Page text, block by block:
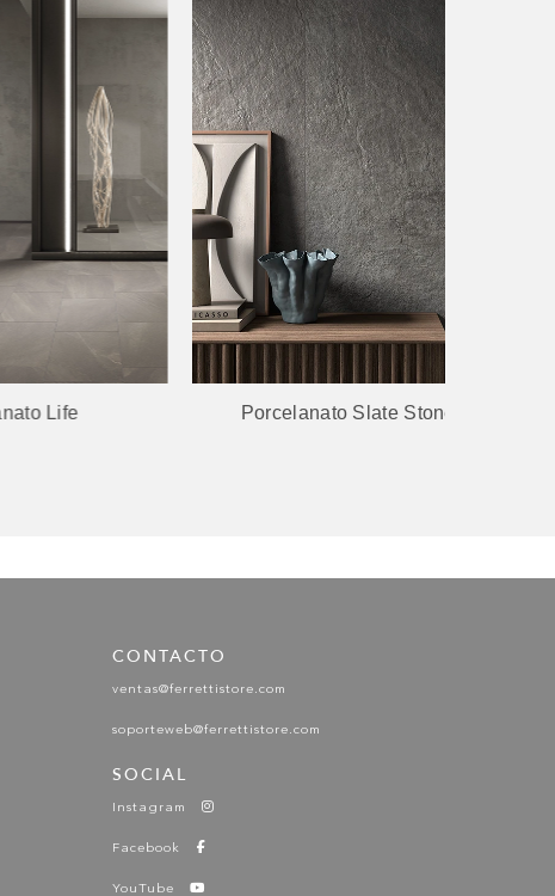
Porcelanato Slate Stones
CONTACTO
ventas@ferrettistore.com
soporteweb@ferrettistore.com
SOCIAL
Instagram
Facebook
YouTube